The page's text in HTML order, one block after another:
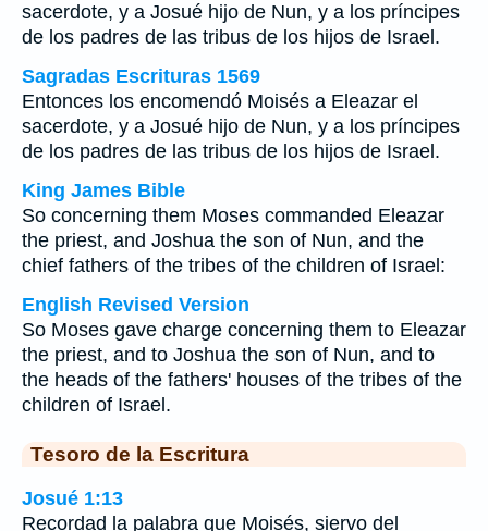
sacerdote, y a Josué hijo de Nun, y a los príncipes
de los padres de las tribus de los hijos de Israel.
Sagradas Escrituras 1569
Entonces los encomendó Moisés a Eleazar el
sacerdote, y a Josué hijo de Nun, y a los príncipes
de los padres de las tribus de los hijos de Israel.
King James Bible
So concerning them Moses commanded Eleazar
the priest, and Joshua the son of Nun, and the
chief fathers of the tribes of the children of Israel:
English Revised Version
So Moses gave charge concerning them to Eleazar
the priest, and to Joshua the son of Nun, and to
the heads of the fathers' houses of the tribes of the
children of Israel.
Tesoro de la Escritura
Josué 1:13
Recordad la palabra que Moisés, siervo del